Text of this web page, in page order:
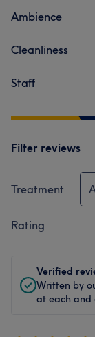
Ambience
Cleanliness
Staff
Filter reviews
Treatment
Rating
Verified
Written by
at each and